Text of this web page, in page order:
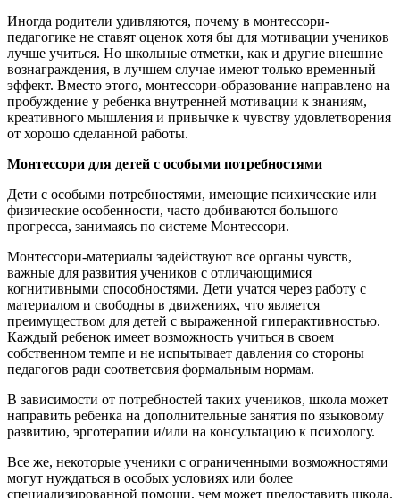
Иногда родители удивляются, почему в монтессори-
педагогике не ставят оценок хотя бы для мотивации учеников
лучше учиться. Но школьные отметки, как и другие внешние
вознаграждения, в лучшем случае имеют только временный
эффект. Вместо этого, монтессори-образование направлено на
пробуждение у ребенка внутренней мотивации к знаниям,
креативного мышления и привычке к чувству удовлетворения
от хорошо сделанной работы.
Монтессори для детей с особыми потребностями
Дети с особыми потребностями, имеющие психические или
физические особенности, часто добиваются большого
прогресса, занимаясь по системе Монтессори.
Монтессори-материалы задействуют все органы чувств,
важные для развития учеников с отличающимися
когнитивными способностями. Дети учатся через работу с
материалом и свободны в движениях, что является
преимуществом для детей с выраженной гиперактивностью.
Каждый ребенок имеет возможность учиться в своем
собственном темпе и не испытывает давления со стороны
педагогов ради соответсвия формальным нормам.
В зависимости от потребностей таких учеников, школа может
направить ребенка на дополнительные занятия по языковому
развитию, эрготерапии и/или на консультацию к психологу.
Все же, некоторые ученики с ограниченными возможностями
могут нуждаться в особых условиях или более
специализированной помощи, чем может предоставить школа.